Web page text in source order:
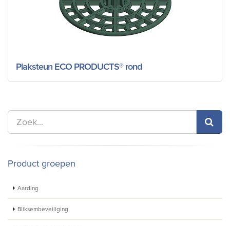
Plaksteun ECO PRODUCTS® rond
Product groepen
Aarding
Bliksembeveiliging